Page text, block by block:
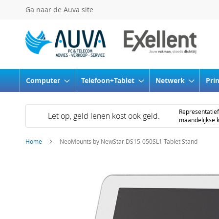
Ga naar de Auva site
de
inhoud
Computer Telefoon+Tablet Netwerk
Let op, geld lenen kost ook geld.
Representatief
maandelijkse
Home NeoMounts by NewStar DS15-050SL1 Tablet Stand